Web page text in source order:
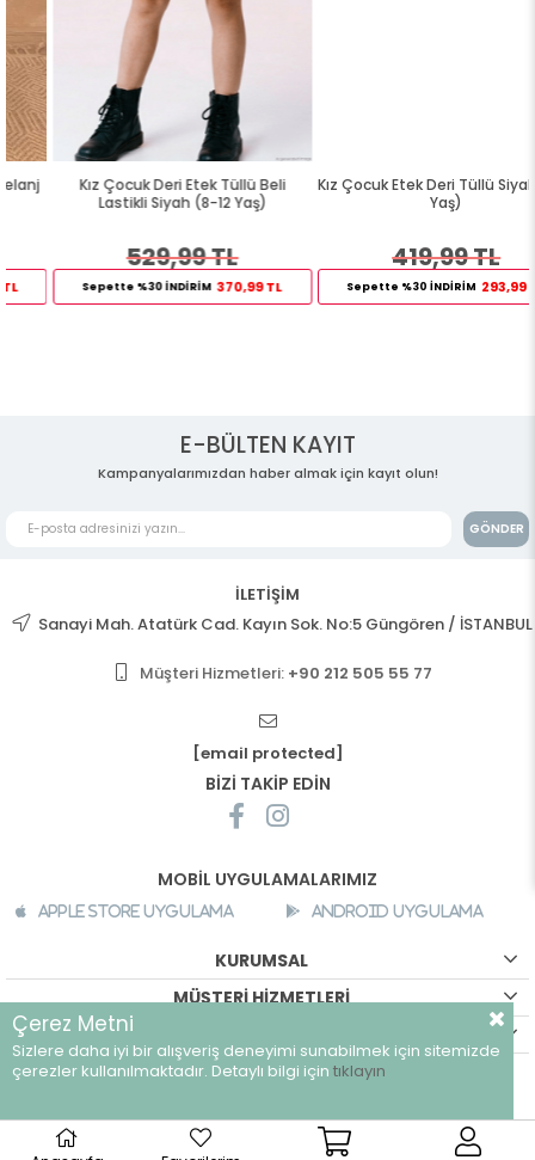
Kız Çocuk Deri Etek Tüllü Beli
Lastikli Siyah (8-12 Yaş)
529,99 TL
Sepette %30 İNDİRİM 370,99 TL
Kız Çocuk Etek Deri Tüllü Siyah (3-7
419,99 TL
Sepette %30 İNDİRİM 293,99 TL
E-BÜLTEN KAYIT
Kampanyalarımızdan haber almak için kayıt olun!
GÖNDER
İLETİŞİM
Sanayi Mah. Atatürk Cad. Kayın Sok. No:5 Güngören / İSTANBUL
Müşteri Hizmetleri: +90 212 505 55 77
[email protected]
BİZİ TAKİP EDİN
MOBİL UYGULAMALARIMIZ
Apple Store Uygulama Android Uygulama
KURUMSAL
MÜŞTERİ HİZMETLERİ
©breeze.com.tr - Tüm hakları saklıdır.
Çerez Metni
Sizlere daha iyi bir alışveriş deneyimi sunabilmek için sitemizde
çerezler kullanılmaktadır. Detaylı bilgi için tıklayın